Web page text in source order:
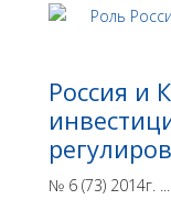
Россия и
№ 6 (73) 2014г. ...